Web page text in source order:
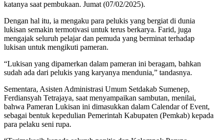
katanya saat pembukaan. Jumat (07/02/2025).
Dengan hal itu, ia mengaku para pelukis yang bergiat di dunia
lukisan semakin termotivasi untuk terus berkarya. Farid, juga
mengajak seluruh pelajar dan pemuda yang berminat terhadap
lukisan untuk mengikuti pameran.
“Lukisan yang dipamerkan dalam pameran ini beragam, bahkan
sudah ada dari pelukis yang karyanya mendunia,” tandasnya.
Sementara, Asisten Administrasi Umum Setdakab Sumenep,
Ferdiansyah Tetrajaya, saat menyampaikan sambutan, menilai,
bahwa Pameran Lukisan ini dimasukkan dalam Calendar of Event,
sebagai bentuk kepedulian Pemerintah Kabupaten (Pemkab) kepada
para pelaku seni rupa.